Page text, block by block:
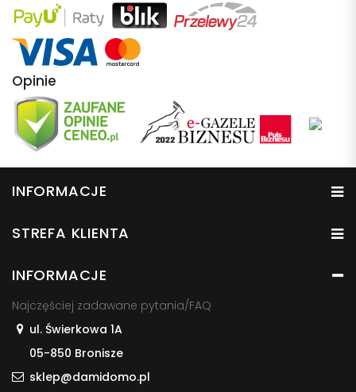
Opinie
INFORMACJE
STREFA KLIENTA
INFORMACJE
Najczęściej zadawane pytania/FAQ
ul. Świerkowa 1A
05-850 Bronisze
sklep@damidomo.pl